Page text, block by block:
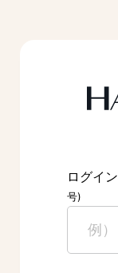
ログイン
号)